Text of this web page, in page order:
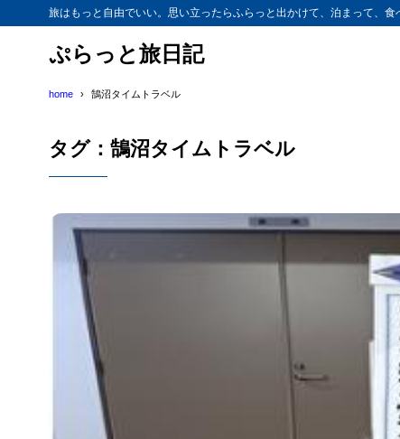
旅はもっと自由でいい。思い立ったらふらっと出かけて、泊まって、
ぷらっと旅日記
home 鵠沼タイムトラベル
タグ：鵠沼タイムトラベル